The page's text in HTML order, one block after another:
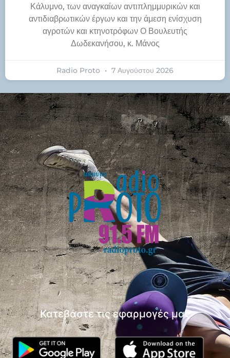
Κάλυμνο, των αναγκαίων αντιπλημμυρικών και
αντιδιαβρωτικών έργων και την άμεση ενίσχυση
αγροτών και κτηνοτρόφων Ο Βουλευτής
Δωδεκανήσου, κ. Μάνος
Radio Proto 7 Αυγούστου 2026
Κατεβάστε τις εφαρμογές μας